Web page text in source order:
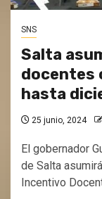
SNS
Salta
docentes
hasta
25 junio, 2024
El gobernador
de Salta
Incentivo